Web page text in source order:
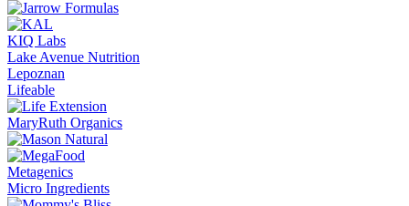
KIQ Labs
Lake Avenue Nutrition
Lepoznan
Lifeable
MaryRuth Organics
Metagenics
Micro Ingredients